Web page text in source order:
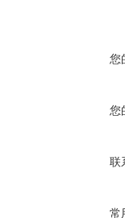
您
您
联
常